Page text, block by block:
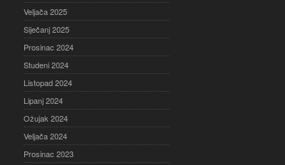
Veljača 2025
Siječanj 2025
Prosinac 2024
Studeni 2024
Listopad 2024
Lipanj 2024
Ožujak 2024
Veljača 2024
Prosinac 2023